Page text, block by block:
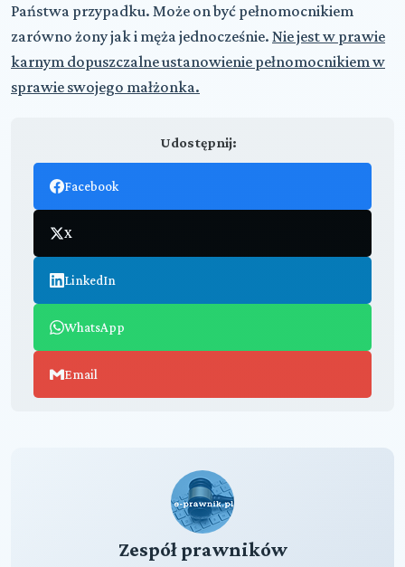
Państwa przypadku. Może on być pełnomocnikiem
zarówno żony jak i męża jednocześnie. Nie jest w prawie
karnym dopuszczalne ustanowienie pełnomocnikiem w
sprawie swojego małżonka.
Udostępnij:
Facebook
X
LinkedIn
WhatsApp
Email
Zespół prawników